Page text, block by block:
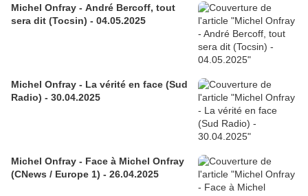
Michel Onfray - André Bercoff, tout
sera dit (Tocsin) - 04.05.2025
Michel Onfray - La vérité en face (Sud
Radio) - 30.04.2025
Michel Onfray - Face à Michel Onfray
(CNews / Europe 1) - 26.04.2025